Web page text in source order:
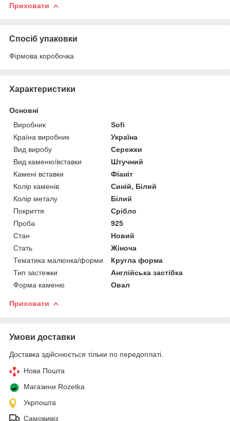
Приховати
Спосіб упаковки
Фірмова коробочка
Характеристики
Основні
Виробник
Sofi
Країна виробник
Україна
Вид виробу
Сережки
Вид каменю/вставки
Штучний
Камені вставки
Фіаніт
Колір каменів
Синій, Білий
Колір металу
Білий
Покриття
Срібло
Проба
925
Стан
Новий
Стать
Жіноча
Тематика малюнка/форми
Кругла форма
Тип застежки
Англійська застібка
Форма каменю
Овал
Приховати
Умови доставки
Доставка здійснюється тільки по передоплаті.
Нова Пошта
Магазини Rozetka
Укрпошта
Самовивіз